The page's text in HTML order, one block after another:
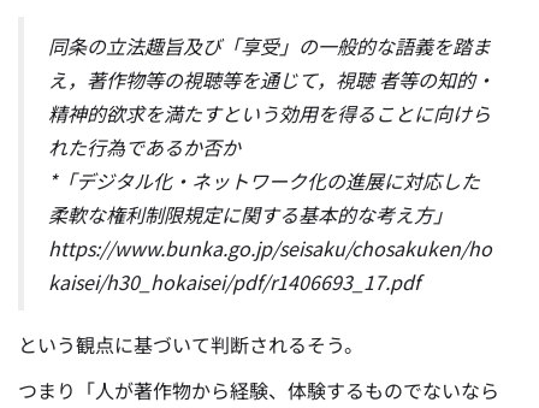
同条の立法趣旨及び「享受」の一般的な語義を踏ま
え，著作物等の視聴等を通じて，視聴 者等の知的・
精神的欲求を満たすという効用を得ることに向けら
れた行為であるか否か
*「デジタル化・ネットワーク化の進展に対応した
柔軟な権利制限規定に関する基本的な考え方」
https://www.bunka.go.jp/seisaku/chosakuken/ho
kaisei/h30_hokaisei/pdf/r1406693_17.pdf
という観点に基づいて判断されるそう。
つまり「人が著作物から経験、体験するものでないなら